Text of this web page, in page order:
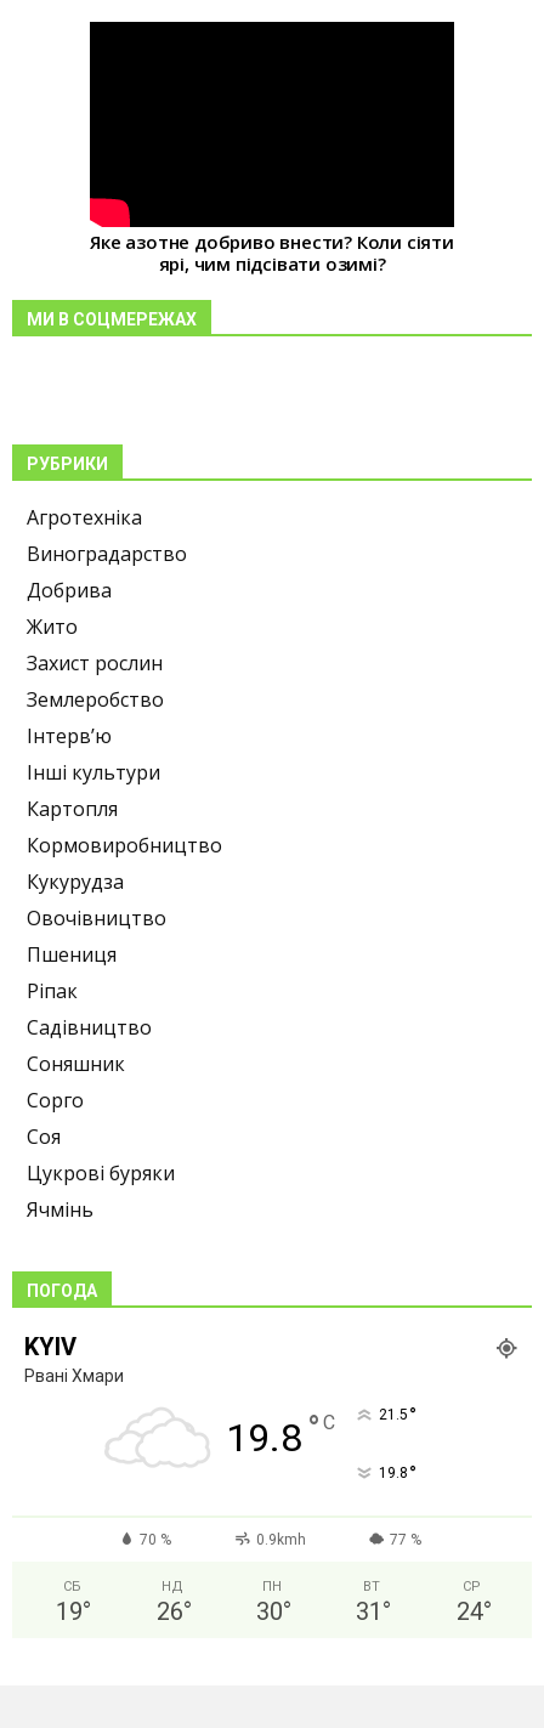
Яке азотне добриво внести? Коли сіяти
ярі, чим підсівати озимі?
МИ В СОЦМЕРЕЖАХ
РУБРИКИ
Агротехніка
Виноградарство
Добрива
Жито
Захист рослин
Землеробство
Інтерв’ю
Інші культури
Картопля
Кормовиробництво
Кукурудза
Овочівництво
Пшениця
Ріпак
Садівництво
Соняшник
Сорго
Соя
Цукрові буряки
Ячмінь
ПОГОДА
KYIV
Рвані Хмари
19.8 ° C 21.5 °
19.8 °
70 % 0.9kmh 77 %
СБ
19°
НД
26°
ПН
30°
ВТ
31 °
СР
24°